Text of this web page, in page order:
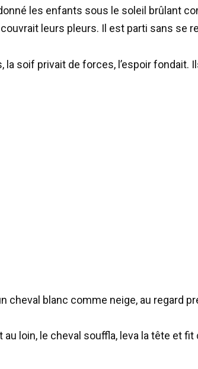
les enfants sous le soleil brûlant
leurs pleurs. Il est parti sans se
la soif privait de forces, l’espoir fondait.
cheval blanc comme neige, au regard
au loin, le cheval souffla, leva la tête et